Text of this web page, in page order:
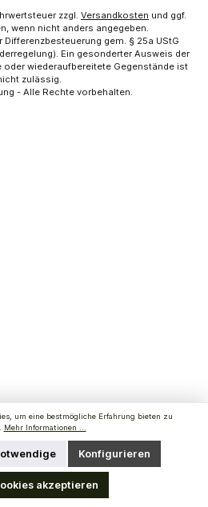
zzgl. Versandkosten und ggf.
wenn nicht anders angegeben.
Differenzbesteuerung gem. § 25a UStG
Ein gesonderter Ausweis der
wiederaufbereitete Gegenstände ist
zulässig.
- Alle Rechte vorbehalten.
um eine bestmögliche Erfahrung bieten zu
Mehr Informationen ...
Konfigurieren
akzeptieren